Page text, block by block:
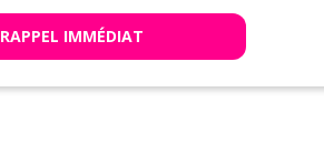
RAPPEL IMMÉDIAT